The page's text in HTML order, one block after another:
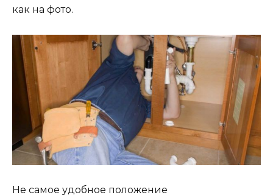
как на фото.
Не самое удобное положение